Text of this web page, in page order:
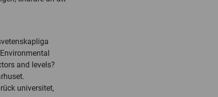
and levels?
universitet,